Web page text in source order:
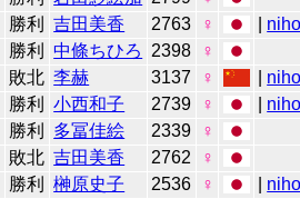
勝利 吉田美香 2763 ♀
勝利 中條ちひろ 2398
♀
敗北 李赫 3137 ♀
勝利 小西和子 2739 ♀
勝利 多冨佳絵 2339
♀
敗北 吉田美香 2762
♀
勝利 榊原史子 2536 ♀